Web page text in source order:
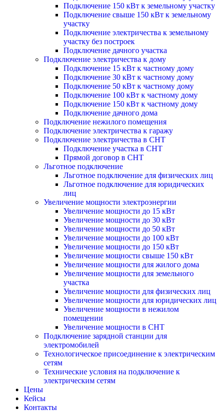
Подключение 150 кВт к земельному участку
Подключение свыше 150 кВт к земельному
участку
Подключение электричества к земельному
участку без построек
Подключение дачного участка
Подключение электричества к дому
Подключение 15 кВт к частному дому
Подключение 30 кВт к частному дому
Подключение 50 кВт к частному дому
Подключение 100 кВт к частному дому
Подключение 150 кВт к частному дому
Подключение дачного дома
Подключение нежилого помещения
Подключение электричества к гаражу
Подключение электричества в СНТ
Подключение участка в СНТ
Прямой договор в СНТ
Льготное подключение
Льготное подключение для физических лиц
Льготное подключение для юридических
лиц
Увеличение мощности электроэнергии
Увеличение мощности до 15 кВт
Увеличение мощности до 30 кВт
Увеличение мощности до 50 кВт
Увеличение мощности до 100 кВт
Увеличение мощности до 150 кВт
Увеличение мощности свыше 150 кВт
Увеличение мощности для жилого дома
Увеличение мощности для земельного
участка
Увеличение мощности для физических лиц
Увеличение мощности для юридических лиц
Увеличение мощности в нежилом
помещении
Увеличение мощности в СНТ
Подключение зарядной станции для
электромобилей
Технологическое присоединение к электрическим
сетям
Технические условия на подключение к
электрическим сетям
Цены
Кейсы
Контакты